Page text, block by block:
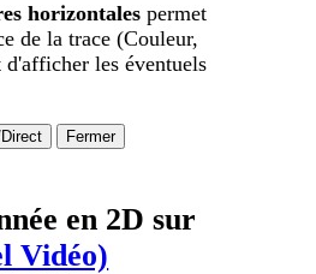
horizontales permet
de la trace (Couleur,
d'afficher les éventuels
Fermer
en 2D sur
Vidéo)